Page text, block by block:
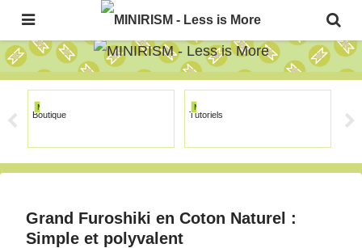
The Japanese Minimalism Art Movement!
MINIRISM
Boutique
MINIRISM
Tutoriels
Grand Furoshiki en Coton Naturel :
Simple et polyvalent